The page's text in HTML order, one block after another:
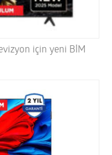
için yeni BİM